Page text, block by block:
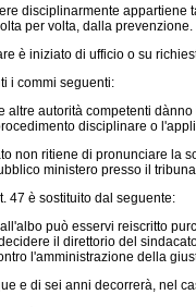
disciplinarmente appartiene
per volta, dalla
è iniziato di ufficio o su
i commi seguenti:
autorità competenti
disciplinare o
non ritiene di pronunciare la
ministero presso il
è sostituito dal seguente:
può esservi reiscritto
il direttorio del
l'amministrazione della
e di sei anni decorrerà, nel